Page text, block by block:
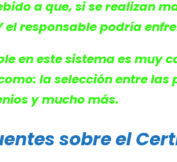
a que, si se realizan
responsable podría
en este sistema es muy
la selección entre
y mucho más.
sobre el